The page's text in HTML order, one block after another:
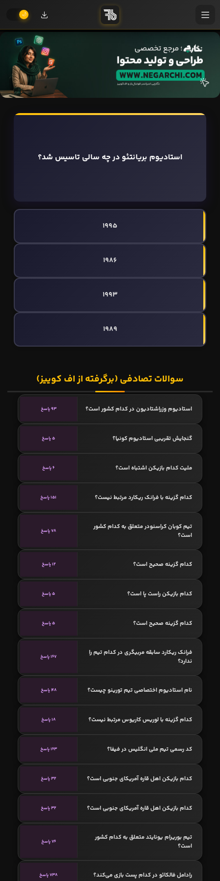
استادیوم بریانتئو در چه سالی تاسیس شد؟
1995
1986
1993
1989
سوالات تصادفی (برگرفته از اف کوییز)
استادیوم وزراشتادیون در کدام کشور است؟ 93 پاسخ
گنجایش تقریبی استادیوم کونیا؟ 5 پاسخ
ملیت کدام بازیکن اشتباه است؟ 6 پاسخ
کدام گزینه با فرانک ریکارد مرتبط نیست؟ 151 پاسخ
تیم کوبان کراسنودر متعلق به کدام کشور
است؟
78 پاسخ
کدام گزینه صحیح است؟ 12 پاسخ
کدام بازیکن راست پا است؟ 5 پاسخ
کدام گزینه صحیح است؟ 5 پاسخ
فرانک ریکارد سابقه مربیگری در کدام تیم را
ندارد؟
167 پاسخ
نام استادیوم اختصاصی تیم تورینو چیست؟ 48 پاسخ
کدام گزینه با لوریس کاریوس مرتبط نیست؟ 18 پاسخ
کد رسمی تیم ملی انگلیس در فیفا؟ 163 پاسخ
کدام بازیکن اهل قاره آمریکای جنوبی است؟ 32 پاسخ
کدام بازیکن اهل قاره آمریکای جنوبی است؟ 32 پاسخ
تیم بوریرام یونایتد متعلق به کدام کشور
است؟
76 پاسخ
رادامل فالکائو در کدام پست بازی می‌کند؟ 738 پاسخ